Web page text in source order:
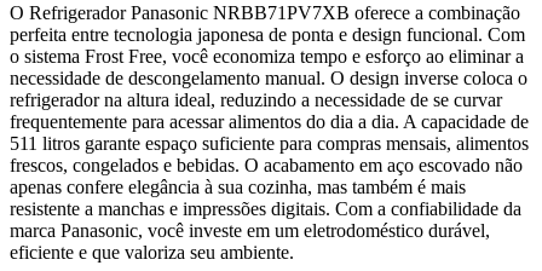
O Refrigerador Panasonic NRBB71PV7XB oferece a combinação
perfeita entre tecnologia japonesa de ponta e design funcional. Com
o sistema Frost Free, você economiza tempo e esforço ao eliminar a
necessidade de descongelamento manual. O design inverse coloca o
refrigerador na altura ideal, reduzindo a necessidade de se curvar
frequentemente para acessar alimentos do dia a dia. A capacidade de
511 litros garante espaço suficiente para compras mensais, alimentos
frescos, congelados e bebidas. O acabamento em aço escovado não
apenas confere elegância à sua cozinha, mas também é mais
resistente a manchas e impressões digitais. Com a confiabilidade da
marca Panasonic, você investe em um eletrodoméstico durável,
eficiente e que valoriza seu ambiente.